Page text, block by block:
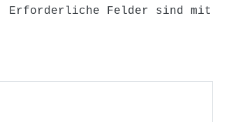
Erforderliche Felder sind mit